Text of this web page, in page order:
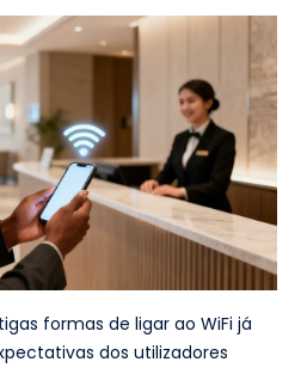
formas de ligar ao WiFi já
dos utilizadores